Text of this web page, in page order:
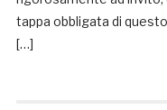
tappa obbligata di
[…]